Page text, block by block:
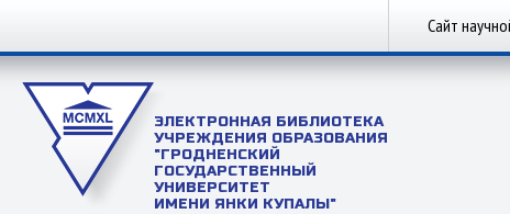
Сайт
ЭЛЕКТРОННАЯ БИБЛИОТЕКА
УЧРЕЖДЕНИЯ ОБРАЗОВАНИЯ
"ГРОДНЕНСКИЙ
ГОСУДАРСТВЕННЫЙ
УНИВЕРСИТЕТ
ИМЕНИ ЯНКИ КУПАЛЫ"